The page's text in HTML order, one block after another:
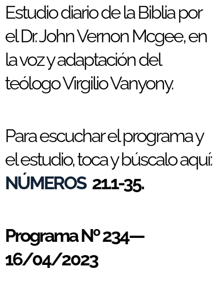
Estudio diario de la Biblia por
el Dr. John Vernon Mcgee, en
la voz y adaptación del
teólogo Virgilio Vanyony.
Para escuchar el programa y
el estudio, toca y búscalo aquí:
NÚMEROS21.1-35.
Programa Nº 234—
16/04/2023